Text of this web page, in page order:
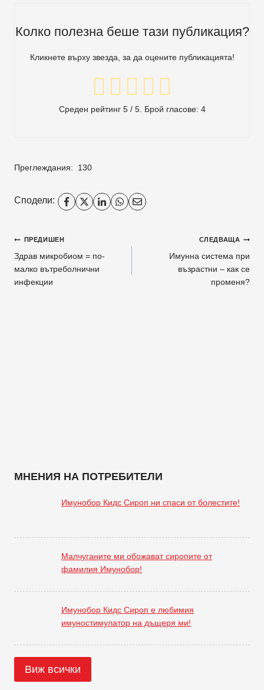
Колко полезна беше тази публикация?
Кликнете върху звезда, за да оцените публикацията!
Среден рейтинг 5/ 5. Брой гласове: 4
Преглеждания: 130
Сподели:
Навигация
ПРЕДИШЕН
Здрав микробиом = по-
малко вътреболнични
инфекции
СЛЕДВАЩА
Имунна система при
възрастни – как се
променя?
МНЕНИЯ НА ПОТРЕБИТЕЛИ
Имунобор Кидс Сироп ни спаси от болестите!
Малчуганите ми обожават сиропите от
фамилия Имунобор!
Имунобор Кидс Сироп е любимия
имуностимулатор на дъщеря ми!
Виж всички